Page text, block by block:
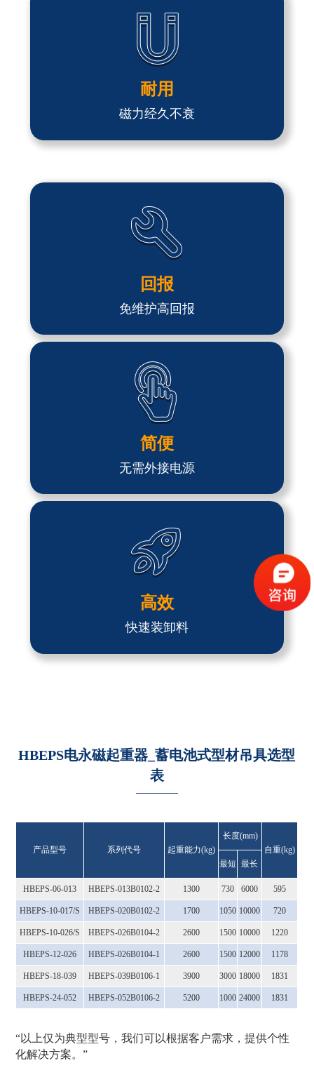
耐用
磁力经久不衰
回报
免维护高回报
简便
无需外接电源
高效
快速装卸料
HBEPS电永磁起重器_蓄电池式型材吊具选型
表
产品型号 系列代号 起重能力(kg)
长度(mm)
自重(kg)
最短 最长
HBEPS-06-013 HBEPS-013B0102-2 1300 730 6000 595
HBEPS-10-017/S HBEPS-020B0102-2 1700 1050 10000 720
HBEPS-10-026/S HBEPS-026B0104-2 2600 1500 10000 1220
HBEPS-12-026 HBEPS-026B0104-1 2600 1500 12000 1178
HBEPS-18-039 HBEPS-039B0106-1 3900 3000 18000 1831
HBEPS-24-052 HBEPS-052B0106-2 5200 1000 24000 1831
“以上仅为典型型号，我们可以根据客户需求，提供个性
化解决方案。”